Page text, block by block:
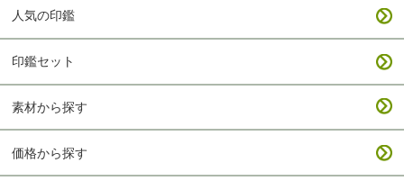
人気の印鑑
印鑑セット
素材から探す
価格から探す